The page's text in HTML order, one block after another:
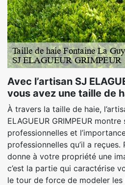
Avec l’artisan SJ
vous avez une taille de
À travers la taille de haie,
ELAGUEUR GRIMPEUR
professionnelles et
professionnelles qu’il a
donne à votre propriété une
c’est la partie qui caractérise
le tour de force de modeler les